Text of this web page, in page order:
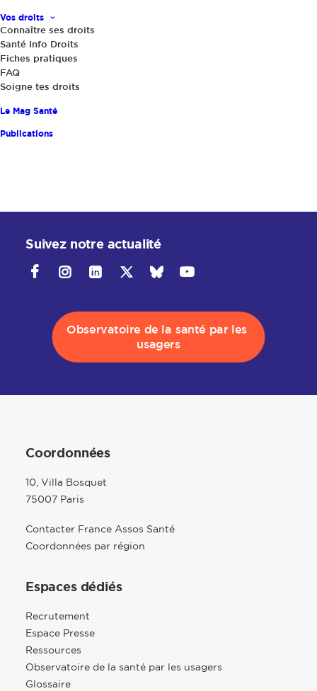
Vos droits
Connaître ses droits
Santé Info Droits
Fiches pratiques
FAQ
Soigne tes droits
Le Mag Santé
Publications
éclairé (DICE). Quelles questions poser ?
Comment prendre position ? Comment
construire mon avis ?
Suivez notre actualité
Observatoire de la santé par les
usagers
Coordonnées
10, Villa Bosquet
75007 Paris
Contacter France Assos Santé
Coordonnées par région
Espaces dédiés
Recrutement
Espace Presse
Ressources
Observatoire de la santé par les usagers
Glossaire